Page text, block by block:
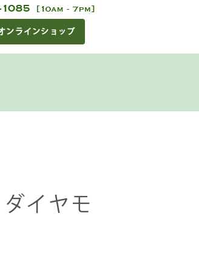
ンラインショップ
イヤモ